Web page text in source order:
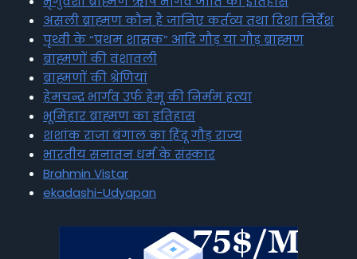
असली ब्राह्मण कौन है जानिए कर्तव्य तथा दिशा निर्देश
पृथ्वी के “प्रथम शासक” आदि गौड़ या गौड़ ब्राह्मण
ब्राह्मणों की वंशावली
ब्राह्मणों की श्रेणियां
हेमचन्द्र भार्गव उर्फ हेमू की निर्मम हत्या
भूमिहार ब्राह्मण का इतिहास
शशांक राजा बंगाल का हिंदू गौड़ राज्य
भारतीय सनातन धर्म के संस्कार
Brahmin Vistar
ekadashi-Udyapan